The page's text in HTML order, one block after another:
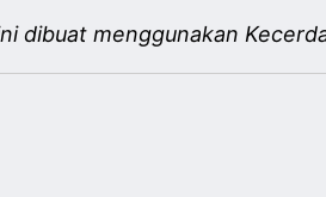
dibuat menggunakan